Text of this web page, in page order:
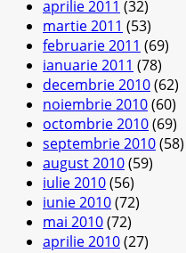
aprilie 2011 (32)
martie 2011 (53)
februarie 2011 (69)
ianuarie 2011 (78)
decembrie 2010(62)
noiembrie 2010(60)
octombrie 2010(69)
septembrie 2010(58)
august 2010(59)
iulie 2010(56)
iunie 2010(72)
mai 2010(72)
aprilie 2010(27)